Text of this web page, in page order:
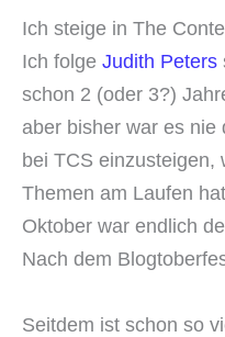
Ich steige in The
Ich folge Judith Peters
schon 2 (oder 3?)
aber bisher war es nie
bei TCS einzusteigen,
Themen am Laufen
Oktober war endlich
Nach dem
Seitdem ist schon so